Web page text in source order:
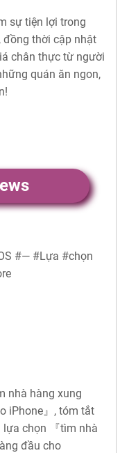
sự tiện lợi trong
đồng thời cập nhật
chân thực từ người
quán ăn ngon,
#— #Lựa #chọn
nhà hàng xung
iPhone』, tóm tắt
chọn 『tìm nhà
đầu cho